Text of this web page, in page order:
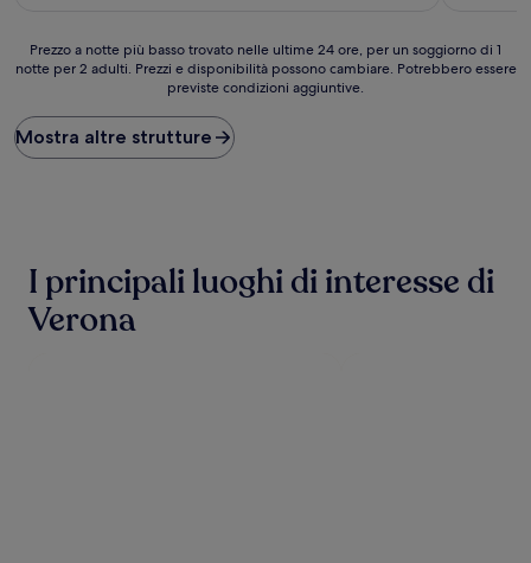
Prezzo
a
più
basso
trovato
soggiorno
Prezzo a notte più basso trovato nelle ultime 24 ore, per un soggiorno di 1
notte per 2 adulti. Prezzi e disponibilità possono cambiare. Potrebbero essere
previste condizioni aggiuntive.
Mostra altre strutture
I principali luoghi di interesse di
Verona